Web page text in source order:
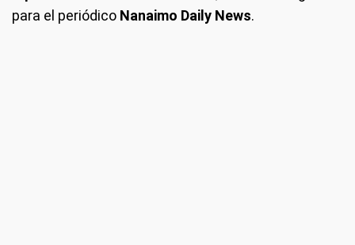
para el periódico Nanaimo Daily News.